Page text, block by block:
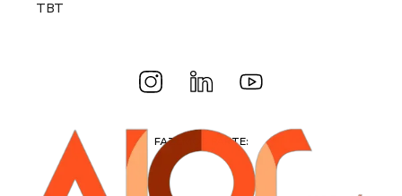
TBT
FAZEMOS PARTE: